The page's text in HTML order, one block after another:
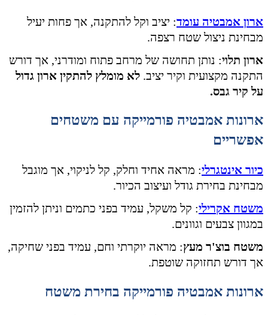
ארון אמבטיה עומד: יציב וקל להתקנה, אך פחות יעיל
מבחינת ניצול שטח רצפה.
ארון תלוי: נותן תחושה של מרחב פתוח ומודרני, אך דורש
התקנה מקצועית וקיר יציב. לא מומלץ להתקין ארון גדול
על קיר גבס.
ארונות אמבטיה פורמייקה עם משטחים
אפשריים
כיור אינטגרלי: מראה אחיד וחלק, קל לניקוי, אך מוגבל
מבחינת בחירת גודל ועיצוב הכיור.
משטח אקרילי: קל משקל, עמיד בפני כתמים וניתן להזמין
במגוון צבעים וגוונים.
משטח בוצ'ר מעץ: מראה יוקרתי וחם, עמיד בפני שחיקה,
אך דורש תחזוקה שוטפת.
ארונות אמבטיה פורמייקה בחירת משטח